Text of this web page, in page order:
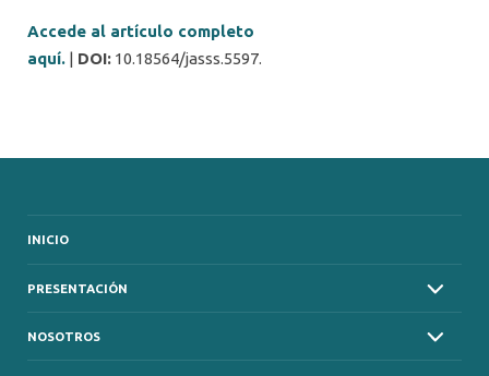
Accede al artículo completo
aquí. | DOI: 10.18564/jasss.5597.
INICIO
PRESENTACIÓN
NOSOTROS